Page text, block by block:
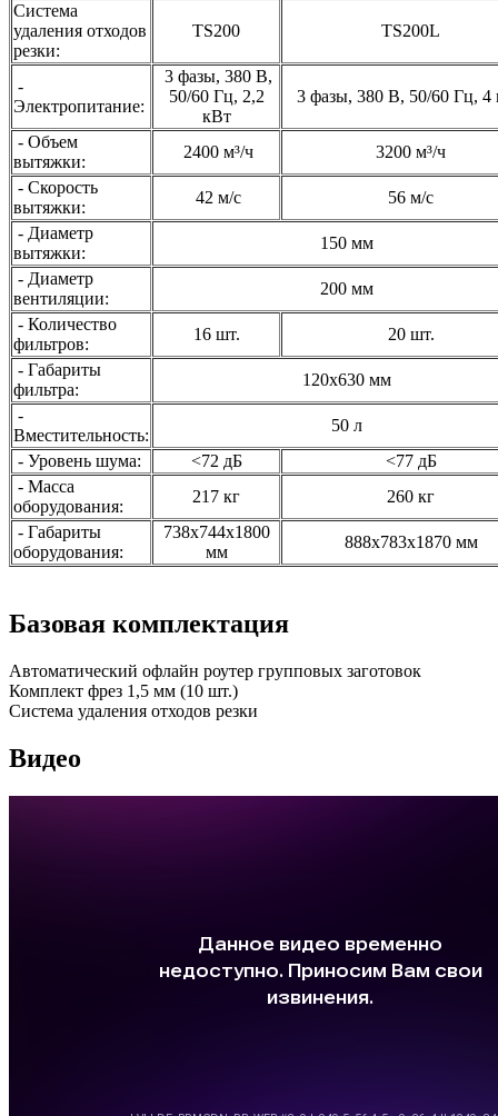
Система
удаления отходов
резки:
TS200 TS200L
-
Электропитание:
3 фазы, 380 В,
50/60 Гц, 2,2
кВт
3 фазы, 380 В, 50/60 Гц, 4
- Объем
вытяжки:
2400 м³/ч
3200 м³/ч
- Скорость
вытяжки:
42 м/с
56 м/с
- Диаметр
вытяжки:
150 мм
- Диаметр
вентиляции:
200 мм
- Количество
фильтров:
16 шт.
20 шт.
- Габариты
фильтра:
120х630 мм
-
Вместительность:
50 л
- Уровень шума:
<72 дБ
<77 дБ
- Масса
оборудования:
217 кг
260 кг
- Габариты
оборудования:
738х744х1800
мм
888х783х1870 мм
Базовая комплектация
Автоматический офлайн роутер групповых заготовок
Комплект фрез 1,5 мм (10 шт.)
Система удаления отходов резки
Видео